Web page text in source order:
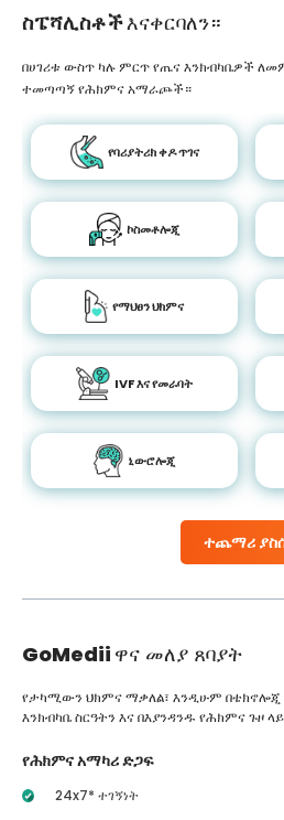
ስፔሻሊስቶችእናቀርባለን።
ተጨማሪ
በሀገሪቱ ውስጥ ካሉ ምርጥ የጤና እንክብካቤዎች
ተመጣጣኝ የሕክምና አማራጮች።
የባሪያትሪክ ቀዶ ጥገና
ኮስመቶሎጂ
የማህፀን ህክምና
IVF እና የመራባት
ኒውሮሎጂ
GoMedii ዋና መለያ ጸባያት
የታካሚውን ህክምና ማቃለል፣ እንዲሁም በቴክኖሎጂ
እንክብካቤ ስርዓትን እና በእያንዳንዱ የሕክምና ጉዞ
የሕክምና አማካሪ ድጋፍ
24x7* ተገኝነት